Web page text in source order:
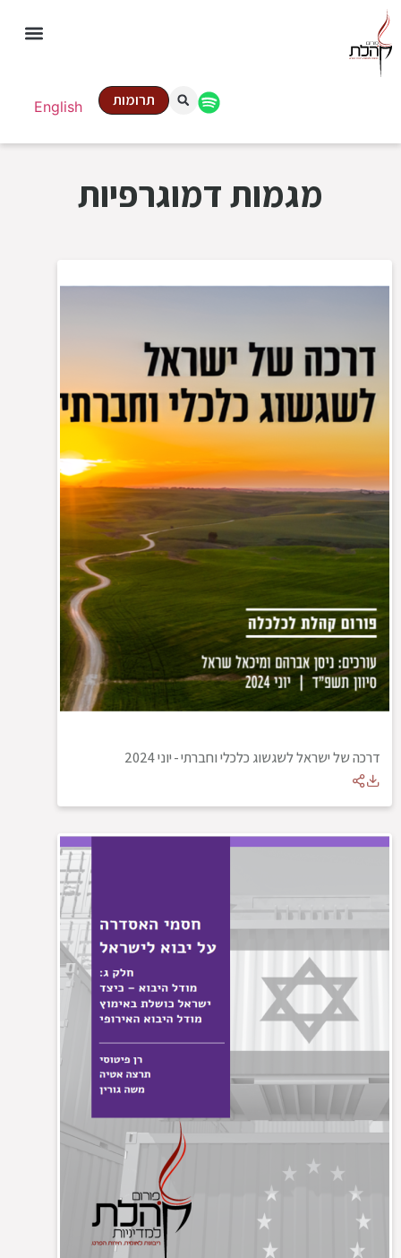
English תרומות
מגמות דמוגרפיות
דרכה של ישראל לשגשוג כלכלי וחברתי-יוני 2024